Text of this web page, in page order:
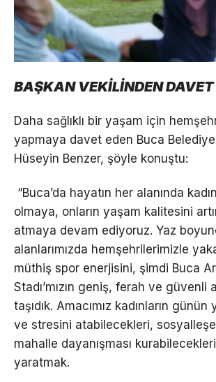
BAŞKAN VEKİLİNDEN DAVET
Daha sağlıklı bir yaşam için
yapmaya davet eden Buca
Hüseyin Benzer, şöyle konuştu:
“Buca’da hayatın her alanında
olmaya, onların yaşam kalitesini
atmaya devam ediyoruz. Yaz
alanlarımızda hemşehrilerimizle
müthiş spor enerjisini, şimdi Buca
Stadı’mızın geniş, ferah ve güvenli
taşıdık. Amacımız kadınların
ve stresini atabilecekleri,
mahalle dayanışması
yaratmak.